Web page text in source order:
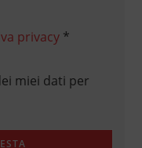
privacy*
miei dati per